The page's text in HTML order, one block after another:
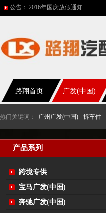
公告： 2016年国庆放假通知
五一放假通知
2017年春节放假通知
路翔首页 广发(中国)
热门关键词： 广州广发(中国) 拆车件
产品系列
跨境专供
宝马广发(中国)
奔驰广发(中国)